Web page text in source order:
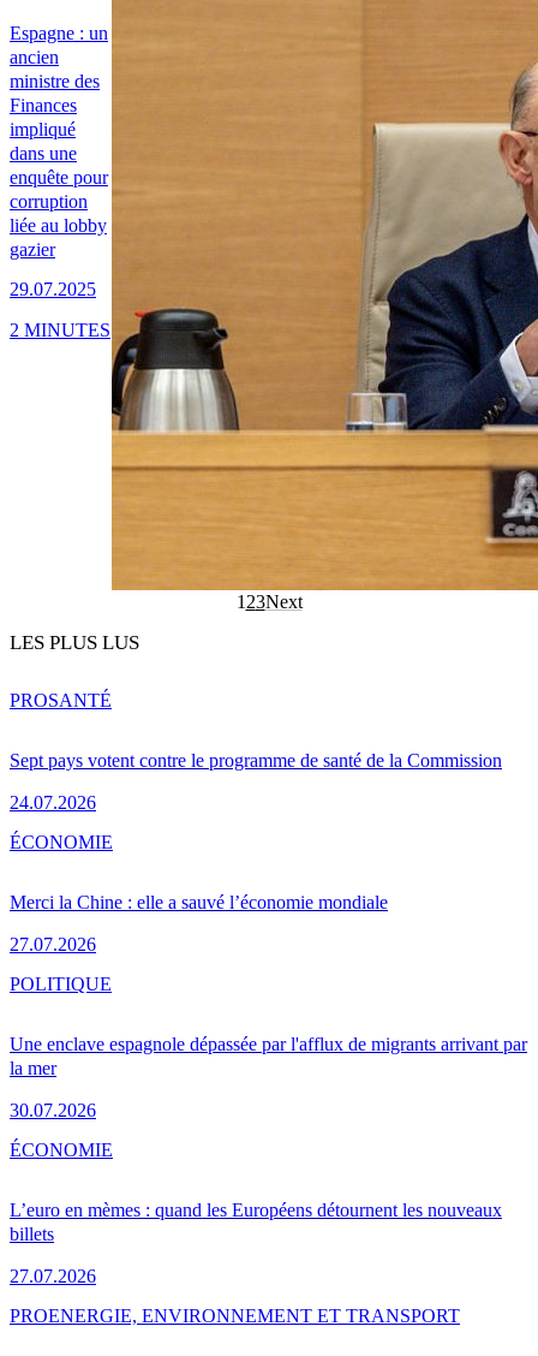
Espagne : un
ancien
ministre des
Finances
impliqué
dans une
enquête pour
corruption
liée au lobby
gazier
29.07.2025
2 MINUTES
1 23Next
LES PLUS LUS
Sept pays votent contre le programme de santé de la Commission
24.07.2026
PROSANTÉ
Merci la Chine : elle a sauvé l’économie mondiale
27.07.2026
ÉCONOMIE
Une enclave espagnole dépassée par l'afflux de migrants arrivant par
la mer
30.07.2026
POLITIQUE
L’euro en mèmes : quand les Européens détournent les nouveaux
billets
27.07.2026
ÉCONOMIE
PROENERGIE, ENVIRONNEMENT ET TRANSPORT